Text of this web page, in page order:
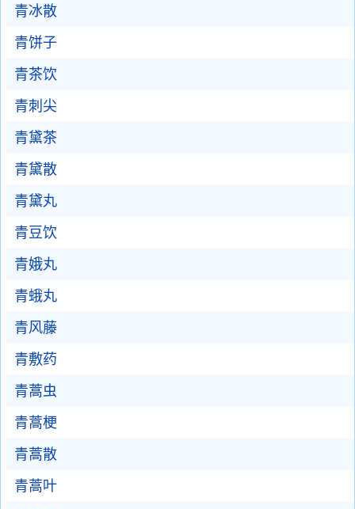
青冰散
青饼子
青茶饮
青刺尖
青黛茶
青黛散
青黛丸
青豆饮
青娥丸
青蛾丸
青风藤
青敷药
青蒿虫
青蒿梗
青蒿散
青蒿叶